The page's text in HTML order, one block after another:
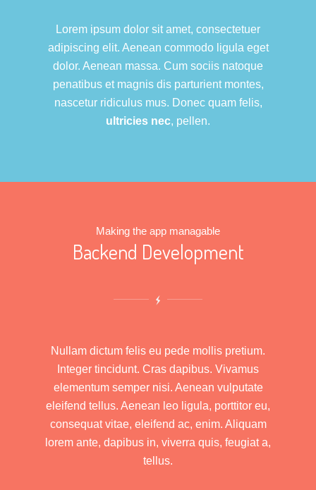
Lorem ipsum dolor sit amet, consectetuer
adipiscing elit. Aenean commodo ligula eget
dolor. Aenean massa. Cum sociis natoque
penatibus et magnis dis parturient montes,
nascetur ridiculus mus. Donec quam felis,
ultricies nec, pellen.
Making the app managable
Backend Development
Nullam dictum felis eu pede mollis pretium.
Integer tincidunt. Cras dapibus. Vivamus
elementum semper nisi. Aenean vulputate
eleifend tellus. Aenean leo ligula, porttitor eu,
consequat vitae, eleifend ac, enim. Aliquam
lorem ante, dapibus in, viverra quis, feugiat a,
tellus.